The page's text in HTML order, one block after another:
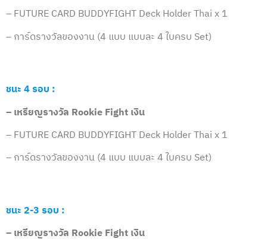
– FUTURE CARD BUDDYFIGHT Deck Holder Thai x 1
– การ์ดรางวัลของงาน (4 แบบ แบบละ 4 ใบครบ Set)
ชนะ 4 รอบ :
– เหรียญรางวัล Rookie Fight เงิน
– FUTURE CARD BUDDYFIGHT Deck Holder Thai x 1
– การ์ดรางวัลของงาน (4 แบบ แบบละ 4 ใบครบ Set)
ชนะ 2-3 รอบ :
– เหรียญรางวัล Rookie Fight เงิน